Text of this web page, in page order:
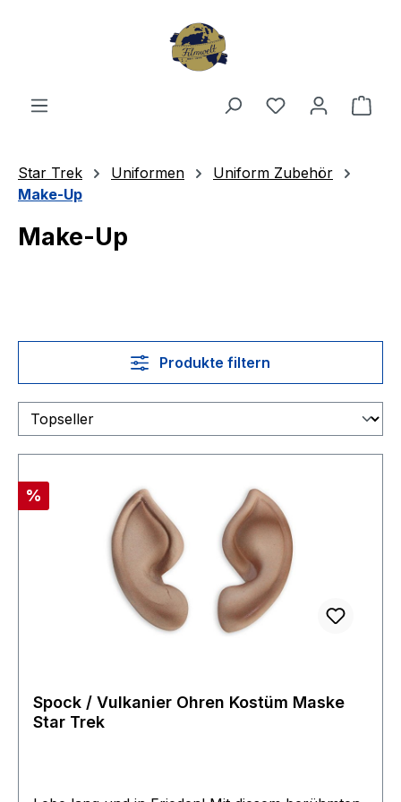
Du hast 0
Star Trek Uniformen
Uniform Zubehör
Make-Up
Make-Up
Produkte filtern
Rabatt
%
Spock / Vulkanier Ohren Kostüm Maske
Star Trek